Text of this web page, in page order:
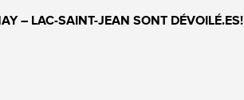
– LAC-SAINT-JEAN SONT DÉVOILÉ.ES!